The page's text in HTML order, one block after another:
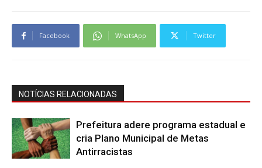
Facebook WhatsApp Twitter
NOTÍCIAS RELACIONADAS
Prefeitura adere programa estadual e
cria Plano Municipal de Metas
Antirracistas